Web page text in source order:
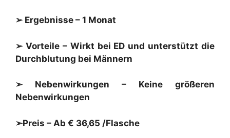
➢ Ergebnisse – 1 Monat
➢ Vorteile – Wirkt bei ED und unterstützt die
Durchblutung bei Männern
➢ Nebenwirkungen – Keine größeren
Nebenwirkungen
➢Preis – Ab € 36,65 /Flasche